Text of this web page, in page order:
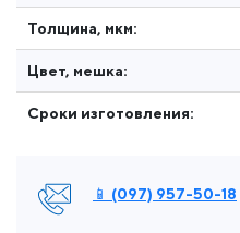
Толщина, мкм:
Цвет, мешка:
Сроки изготовления:
📱 (097) 957-50-18